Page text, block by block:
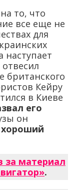
то, что
все еще не
для
наступает
британского
Кейру
в Киеве
его
он
за материал
.